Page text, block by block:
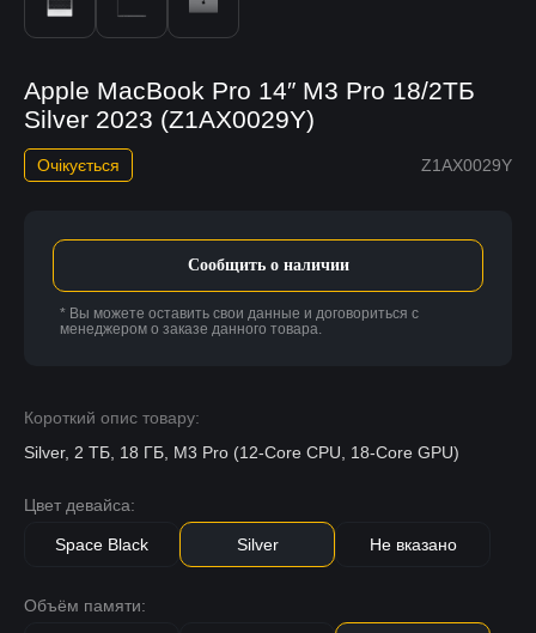
Apple MacBook Pro 14″ M3 Pro 18/2ТБ
Silver 2023 (Z1AX0029Y)
Z1AX0029Y
Очікується
Короткий опис товару:
Silver, 2 ТБ, 18 ГБ, M3 Pro (12-Core CPU, 18-Core GPU)
Цвет девайса:
Space Black Silver Не вказано
Объём памяти:
Сообщить о наличии
* Вы можете оставить свои данные и договориться с
менеджером о заказе данного товара.